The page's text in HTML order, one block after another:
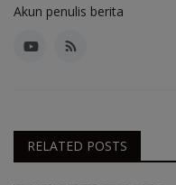
Akun penulis berita
RELATED POSTS